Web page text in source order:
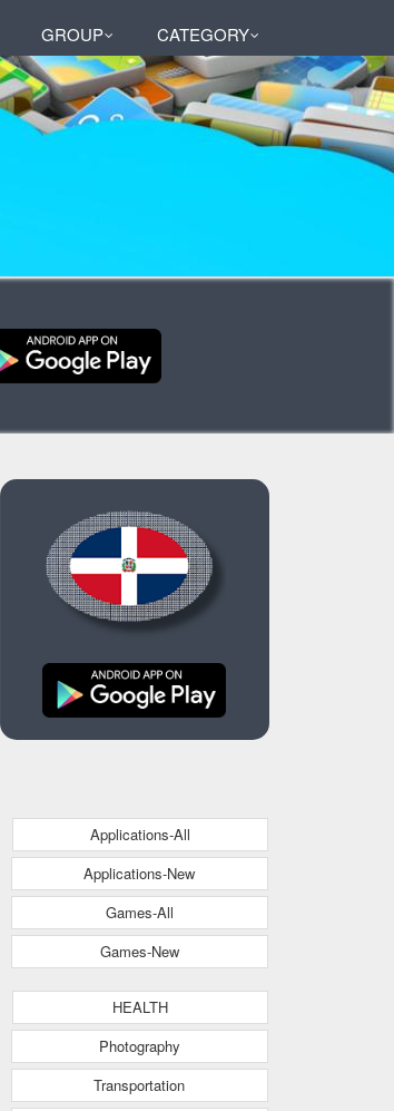
GROUP CATEGORY
Applications-All
Applications-New
Games-All
Games-New
HEALTH
Photography
Transportation